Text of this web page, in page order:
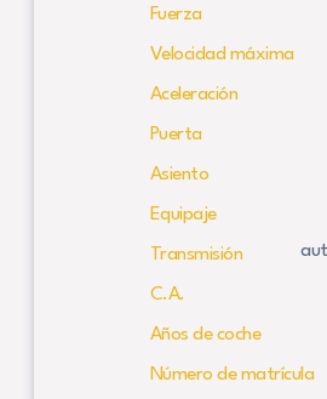
Fuerza
Velocidad máxima
Aceleración
Puerta
Asiento
Equipaje
Transmisión
C.A.
Años de coche
Número de matrícula